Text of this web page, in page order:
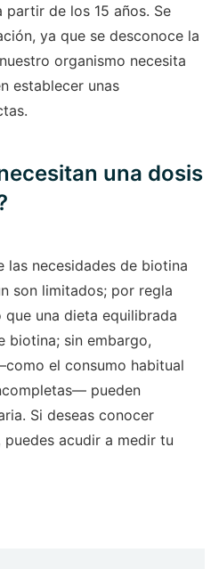
de los 15 años. Se
ya que se desconoce la
organismo necesita
establecer unas
una dosis
las necesidades de biotina
son limitados; por regla
una dieta equilibrada
biotina; sin embargo,
el consumo habitual
pueden
Si deseas conocer
acudir a medir tu